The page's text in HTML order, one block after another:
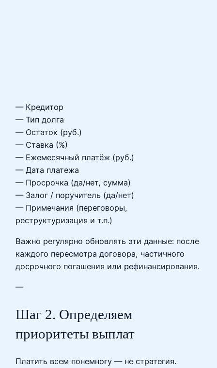
— Кредитор
— Тип долга
— Остаток (руб.)
— Ставка (%)
— Ежемесячный платёж (руб.)
— Дата платежа
— Просрочка (да/нет, сумма)
— Залог / поручитель (да/нет)
— Примечания (переговоры,
реструктуризация и т.п.)
Важно регулярно обновлять эти данные: после
каждого пересмотра договора, частичного
досрочного погашения или рефинансирования.
—
Шаг 2. Определяем
приоритеты выплат
Платить всем понемногу — не стратегия.